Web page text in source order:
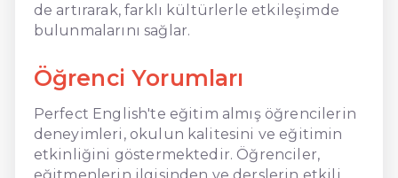
de artırarak, farklı kültürlerle etkileşimde
bulunmalarını sağlar.
Öğrenci Yorumları
Perfect English'te eğitim almış öğrencilerin
deneyimleri, okulun kalitesini ve eğitimin
etkinliğini göstermektedir. Öğrenciler,